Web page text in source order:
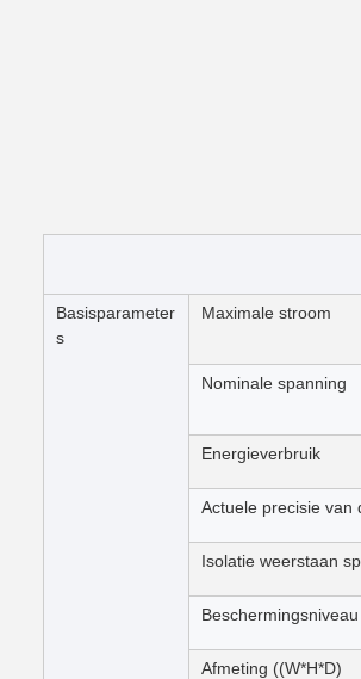
Basisparameter
s
Maximale stroom
Nominale spanning
Energieverbruik
Actuele precisie van
Isolatie weerstaan
Beschermingsniveau
Afmeting ((W*H*D)